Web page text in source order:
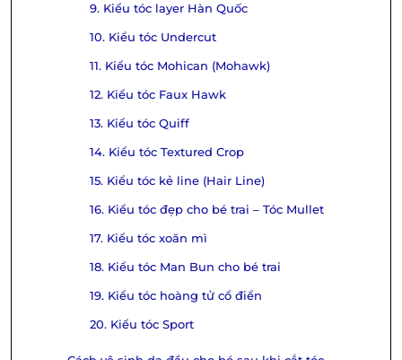
9. Kiểu tóc layer Hàn Quốc
10. Kiểu tóc Undercut
11. Kiểu tóc Mohican (Mohawk)
12. Kiểu tóc Faux Hawk
13. Kiểu tóc Quiff
14. Kiểu tóc Textured Crop
15. Kiểu tóc kẻ line (Hair Line)
16. Kiểu tóc đẹp cho bé trai – Tóc Mullet
17. Kiểu tóc xoăn mì
18. Kiểu tóc Man Bun cho bé trai
19. Kiểu tóc hoàng tử cổ điển
20. Kiểu tóc Sport